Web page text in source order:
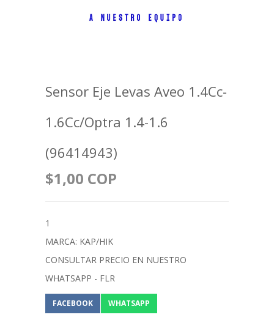
Sensor Eje Levas Aveo 1.4Cc-
1.6Cc/Optra 1.4-1.6
(96414943)
$1,00 COP
1
MARCA: KAP/HIK
CONSULTAR PRECIO EN NUESTRO
WHATSAPP - FLR
FACEBOOK WHATSAPP